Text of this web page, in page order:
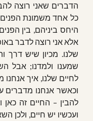
הדברים שאני רוצה
כל אחד משמונת
היחס ביניהם, בין
אלא אני רוצה לדבר
שלנו. מכיון שיש דרך
שמענו ולמדנו; אבל
לחיים שלנו, איך
וכאשר אנחנו מדברים
להבין – החיים זה כאן
ועכשיו יש חיים, ולכן